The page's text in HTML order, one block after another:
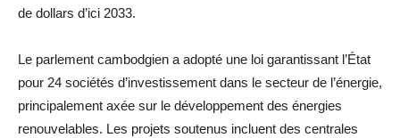
de dollars d’ici 2033.
Le parlement cambodgien a adopté une loi garantissant l’État
pour 24 sociétés d’investissement dans le secteur de l’énergie,
principalement axée sur le développement des énergies
renouvelables. Les projets soutenus incluent des centrales